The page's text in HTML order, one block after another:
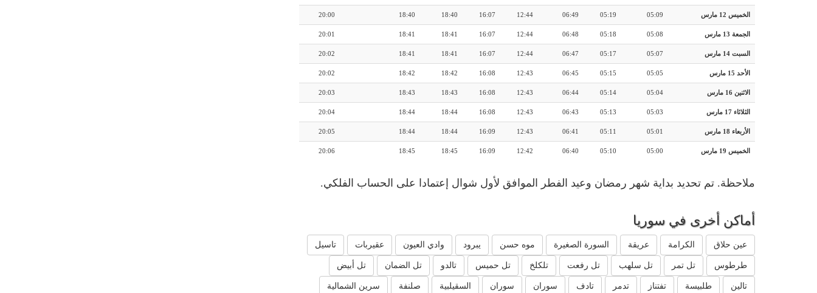
الخميس 12 مارس 05:09
05:19
06:49
12:44
16:07
18:40
18:40
20:00
الجمعة 13 مارس 05:08
05:18
06:48
12:44
16:07
18:41
18:41
20:01
السبت 14 مارس 05:07
05:17
06:47
12:44
16:07
18:41
18:41
20:02
الأحد 15 مارس 05:05
05:15
06:45
12:43
16:08
18:42
18:42
20:02
الاثنين 16 مارس 05:04
05:14
06:44
12:43
16:08
18:43
18:43
20:03
الثلاثاء 17 مارس 05:03
05:13
06:43
12:43
16:08
18:44
18:44
20:04
الأربعاء 18 مارس 05:01
05:11
06:41
12:43
16:09
18:44
18:44
20:05
الخميس 19 مارس 05:00
05:10
06:40
12:42
16:09
18:45
18:45
20:06
ملاحظة. تم تحديد بداية شهر رمضان وعيد الفطر الموافق لأول شوال إعتمادا على الحساب الفلكي.
أماكن أخرى في سوريا
عين حلاق الكرامة عريقة السورة الصغيرة موه حسن يبرود وادي العيون عقيربات تاسيل
طرطوس تل تمر تل سلهب تل رفعت تلكلخ تل حميس تالدو تل الضمان تل أبيض
تالين طلبيسة تفتناز تدمر تادف سوران سوران السقيلبية صلنفة سرين الشمالية